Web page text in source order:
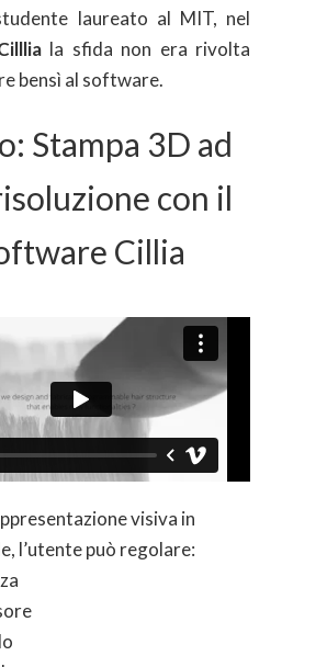
laureato al MIT, nel
la sfida non era rivolta
bensì al software.
Stampa 3D ad
con il
Cillia
visiva in
l’utente può regolare: